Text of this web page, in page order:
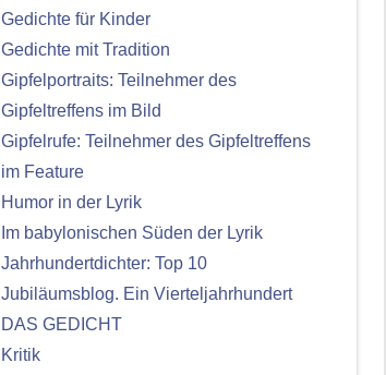
Gedichte für Kinder
Gedichte mit Tradition
Gipfelportraits: Teilnehmer des
Gipfeltreffens im Bild
Gipfelrufe: Teilnehmer des Gipfeltreffens
im Feature
Humor in der Lyrik
Im babylonischen Süden der Lyrik
Jahrhundertdichter: Top 10
Jubiläumsblog. Ein Vierteljahrhundert
DAS GEDICHT
Kritik